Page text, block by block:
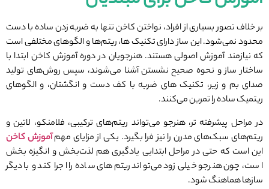
بر خلاف تصور بسیاری از افراد، نواختن کاخن تنها به ضربه زدن ساده با دست
محدود نمی‌شود. این ساز دارای تکنیک ‌ها، ریتم‌ها و الگوهای مختلفی است
که نیازمند آموزش اصولی هستند. هنرجویان در دوره آموزش کاخن ابتدا با
ساختار ساز و نحوه صحیح نشستن آشنا می‌شوند، سپس روش‌های تولید
صدای بم و زیر، تکنیک ‌های ضربه با کف دست و انگشتان، و الگوهای
ریتمیک ساده را تمرین می‌کنند.
در مراحل پیشرفته ‌تر، هنرجو می‌تواند ریتم‌های ترکیبی، فلامنکو، لاتین و
ریتم‌های سبک‌های مدرن را نیز فرا بگیرد. یکی از مزایای مهمآموزش کاخن
این است که حتی در مراحل ابتدایی یادگیری هم لذت‌بخش و انگیزه ‌بخش
است، چون هنرجو خیلی زود می‌تواند ریتم‌های ساده را اجرا کند و با دیگر
سازها هماهنگ شود.